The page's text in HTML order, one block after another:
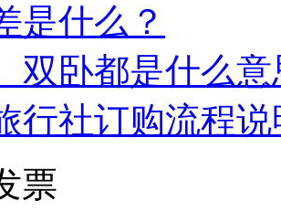
是什么？
双卧都是什么意
行社订购流程说
票